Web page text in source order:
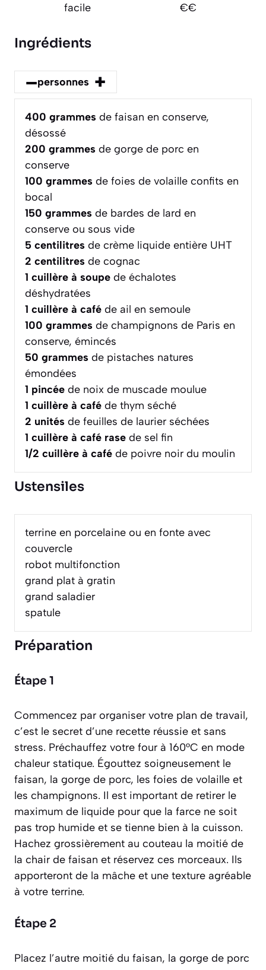
facile €€
Ingrédients
–personnes +
400 grammes de faisan en conserve,
désossé
200 grammes de gorge de porc en
conserve
100 grammes de foies de volaille confits en
bocal
150 grammes de bardes de lard en
conserve ou sous vide
5 centilitres de crème liquide entière UHT
2 centilitres de cognac
1 cuillère à soupe de échalotes
déshydratées
1 cuillère à café de ail en semoule
100 grammes de champignons de Paris en
conserve, émincés
50 grammes de pistaches natures
émondées
1 pincée de noix de muscade moulue
1 cuillère à café de thym séché
2 unités de feuilles de laurier séchées
1 cuillère à café rase de sel fin
1/2 cuillère à café de poivre noir du moulin
Ustensiles
terrine en porcelaine ou en fonte avec
couvercle
robot multifonction
grand plat à gratin
grand saladier
spatule
Préparation
Étape 1
Commencez par organiser votre plan de travail,
c’est le secret d’une recette réussie et sans
stress. Préchauffez votre four à 160°C en mode
chaleur statique. Égouttez soigneusement le
faisan, la gorge de porc, les foies de volaille et
les champignons. Il est important de retirer le
maximum de liquide pour que la farce ne soit
pas trop humide et se tienne bien à la cuisson.
Hachez grossièrement au couteau la moitié de
la chair de faisan et réservez ces morceaux. Ils
apporteront de la mâche et une texture agréable
à votre terrine.
Étape 2
Placez l’autre moitié du faisan, la gorge de porc